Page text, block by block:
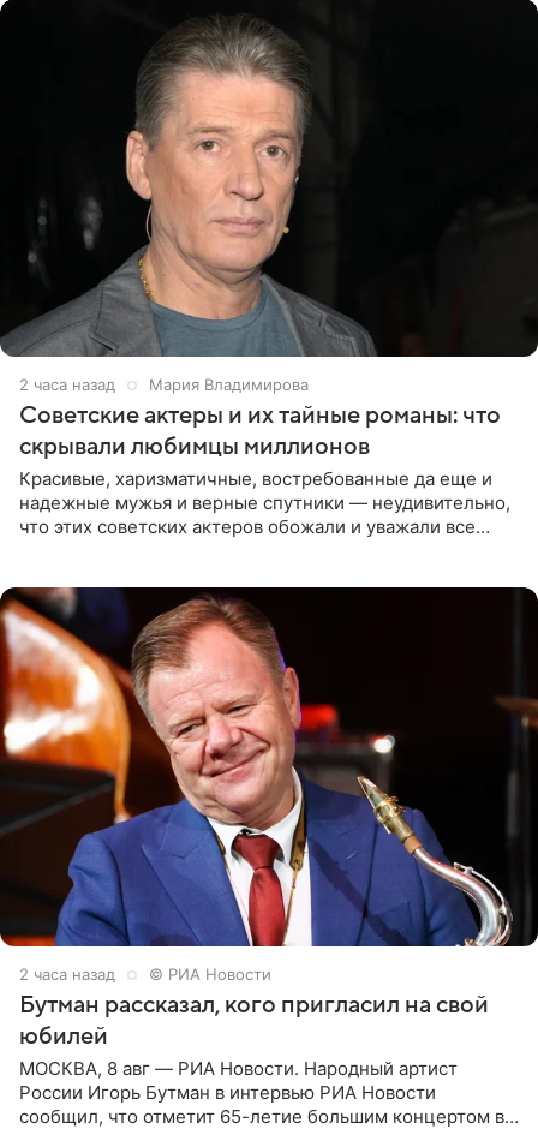
2 часа назад Мария Владимирова
Советские актеры и их тайные романы: что
скрывали любимцы миллионов
Красивые, харизматичные, востребованные да еще и
надежные мужья и верные спутники — неудивительно,
что этих советских актеров обожали и уважали все
2 часа назад © РИА Новости
Бутман рассказал, кого пригласил на свой
юбилей
МОСКВА, 8 авг — РИА Новости. Народный артист
России Игорь Бутман в интервью РИА Новости
сообщил, что отметит 65-летие большим концертом в